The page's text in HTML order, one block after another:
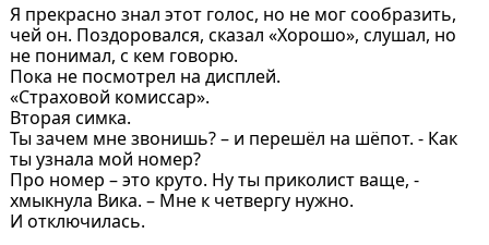
Я прекрасно знал этот голос, но не мог сообразить,
чей он. Поздоровался, сказал «Хорошо», слушал, но
не понимал, с кем говорю.
Пока не посмотрел на дисплей.
«Страховой комиссар».
Вторая симка.
Ты зачем мне звонишь? – и перешёл на шёпот. - Как
ты узнала мой номер?
Про номер – это круто. Ну ты приколист ваще, -
хмыкнула Вика. – Мне к четвергу нужно.
И отключилась.